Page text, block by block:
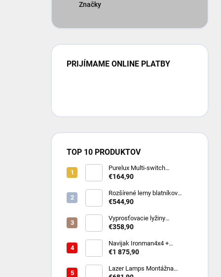
Značky
PRIJÍMAME ONLINE PLATBY
TOP 10 PRODUKTOV
Purelux Multi-switch
Dashboard Controller – RGB
(10-30V)
€164,90
Rozšírené lemy blatníkov
Toyota Hilux Revo (8/2020 -
€544,90
Vyprosťovacie lyžiny
MAXTRAX MKII - rôzne farby
€358,90
Navijak Ironman4x4 +
montážna sada na TOYOTA
/diesel
€1 875,90
Lazer Lamps Montážna